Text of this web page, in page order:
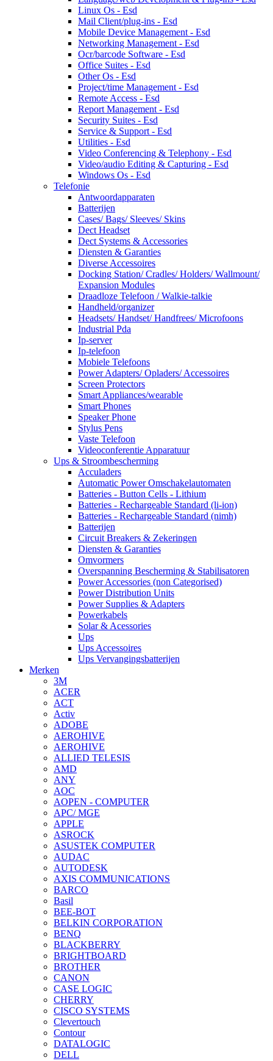
Linux Os - Esd
Mail Client/plug-ins - Esd
Mobile Device Management - Esd
Networking Management - Esd
Ocr/barcode Software - Esd
Office Suites - Esd
Other Os - Esd
Project/time Management - Esd
Remote Access - Esd
Report Management - Esd
Security Suites - Esd
Service & Support - Esd
Utilities - Esd
Video Conferencing & Telephony - Esd
Video/audio Editing & Capturing - Esd
Windows Os - Esd
Telefonie
Antwoordapparaten
Batterijen
Cases/ Bags/ Sleeves/ Skins
Dect Headset
Dect Systems & Accessories
Diensten & Garanties
Diverse Accessoires
Docking Station/ Cradles/ Holders/ Wallmount/
Expansion Modules
Draadloze Telefoon / Walkie-talkie
Handheld/organizer
Headsets/ Handset/ Handfrees/ Microfoons
Industrial Pda
Ip-server
Ip-telefoon
Mobiele Telefoons
Power Adapters/ Opladers/ Accessoires
Screen Protectors
Smart Appliances/wearable
Smart Phones
Speaker Phone
Stylus Pens
Vaste Telefoon
Videoconferentie Apparatuur
Ups & Stroombescherming
Acculaders
Automatic Power Omschakelautomaten
Batteries - Button Cells - Lithium
Batteries - Rechargeable Standard (li-ion)
Batteries - Rechargeable Standard (nimh)
Batterijen
Circuit Breakers & Zekeringen
Diensten & Garanties
Omvormers
Overspanning Bescherming & Stabilisatoren
Power Accessories (non Categorised)
Power Distribution Units
Power Supplies & Adapters
Powerkabels
Solar & Acessories
Ups
Ups Accessoires
Ups Vervangingsbatterijen
Merken
3M
ACER
ACT
Activ
ADOBE
AEROHIVE
AEROHIVE
ALLIED TELESIS
AMD
ANY
AOC
AOPEN - COMPUTER
APC/ MGE
APPLE
ASROCK
ASUSTEK COMPUTER
AUDAC
AUTODESK
AXIS COMMUNICATIONS
BARCO
Basil
BEE-BOT
BELKIN CORPORATION
BENQ
BLACKBERRY
BRIGHTBOARD
BROTHER
CANON
CASE LOGIC
CHERRY
CISCO SYSTEMS
Clevertouch
Contour
DATALOGIC
DELL